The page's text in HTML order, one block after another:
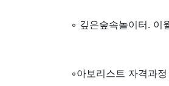
◦ 깊은숲속놀이터. 이
◦아보리스트 자격과